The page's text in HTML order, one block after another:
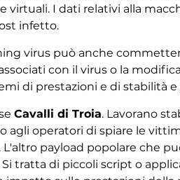
I dati relativi alla
infetto.
virus può anche
con il virus o la
di prestazioni e di stabilità
Cavalli di Troia. Lavorano
operatori di spiare le
payload popolare che
tratta di piccoli script o